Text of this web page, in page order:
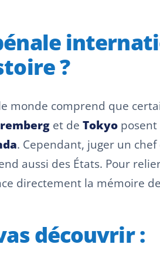
?
monde comprend que
et de Tokyo
. Cependant, juger un
aussi des États. Pour
directement la mémoire
découvrir :